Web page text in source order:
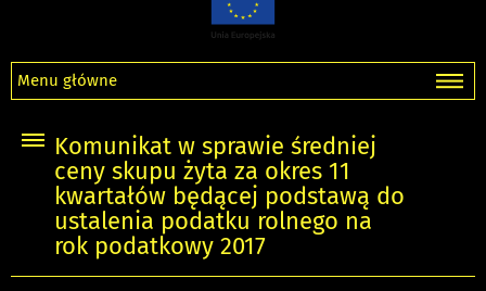
Menu główne
Komunikat w sprawie średniej
ceny skupu żyta za okres 11
kwartałów będącej podstawą do
ustalenia podatku rolnego na
rok podatkowy 2017